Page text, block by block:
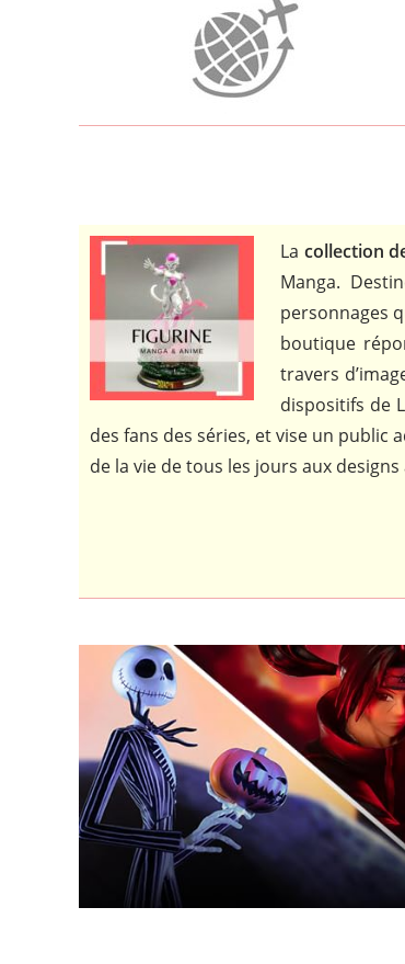
La collection
Manga.
personnages
boutique
travers
dispositifs de
des fans des séries, et vise un public
de la vie de tous les jours aux